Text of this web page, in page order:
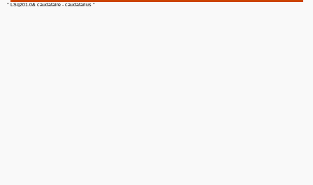
* LSq201.0& caudataire - caudatarius *